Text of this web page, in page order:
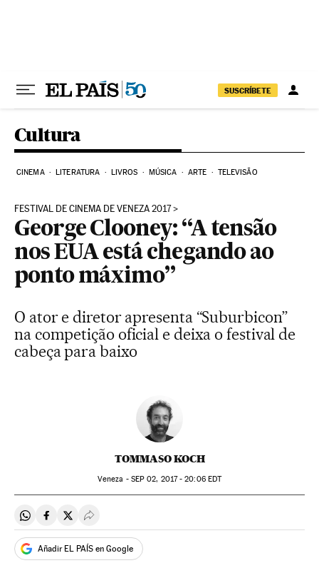
SUSCRÍBETE
Cultura
CINEMA LITERATURA LIVROS MÚSICA ARTE TELEVISÃO
FESTIVAL DE CINEMA DE VENEZA 2017
George Clooney: “A tensão
nos EUA está chegando ao
ponto máximo”
O ator e diretor apresenta “Suburbicon”
na competição oficial e deixa o festival de
cabeça para baixo
TOMMASO KOCH
Veneza - SEP 02, 2017 - 20:06EDT
Compartir en Whatsapp
Compartir en Facebook
Compartir en Twitter
Desplegar Redes Sociales
Añadir EL PAÍS en Google